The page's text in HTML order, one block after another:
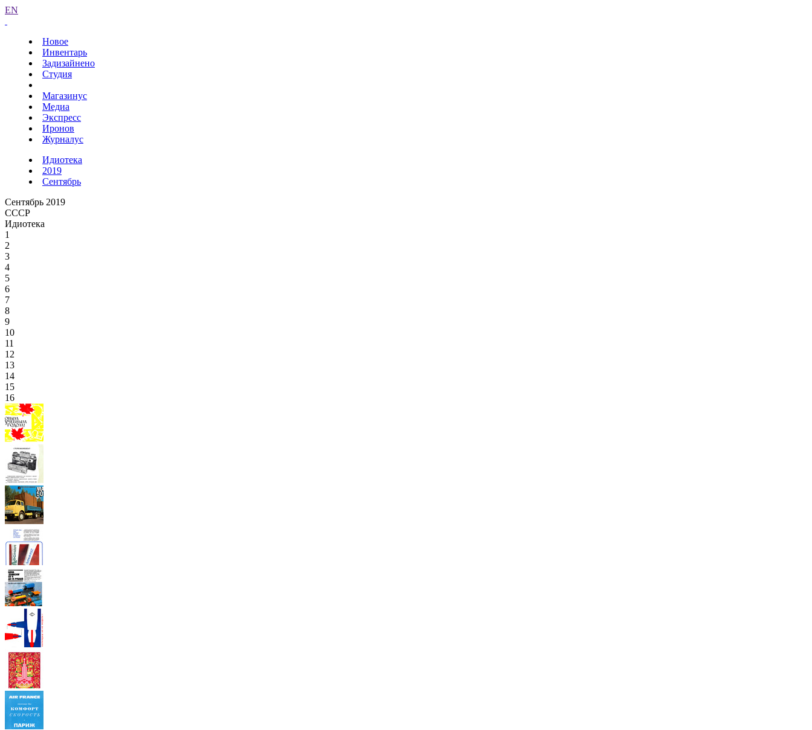
EN
Новое
Инвентарь
Задизайнено
Студия
Магазинус
Медиа
Экспресс
Иронов
Журналус
Идиотека
2019
Сентябрь
Сентябрь 2019
СССР
Идиотека
1
2
3
4
5
6
7
8
9
10
11
12
13
14
15
16